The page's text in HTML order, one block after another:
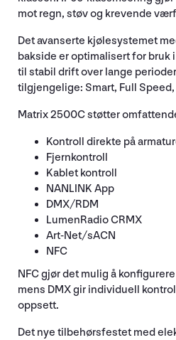
mot regn, støv og krevende
Det avanserte kjølesystemet
bakside er optimalisert for bruk
til stabil drift over lange
tilgjengelige: Smart, Full
Matrix 2500C støtter
Kontroll direkte på
Fjernkontroll
Kablet kontroll
NANLINK App
DMX/RDM
LumenRadio CRMX
Art-Net/sACN
NFC
NFC gjør det mulig å
mens DMX gir individuell
oppsett.
Det nye tilbehørsfestet med